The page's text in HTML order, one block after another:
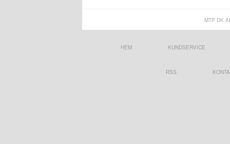
MTP DK
HEM KUNDSERVICE
RSS